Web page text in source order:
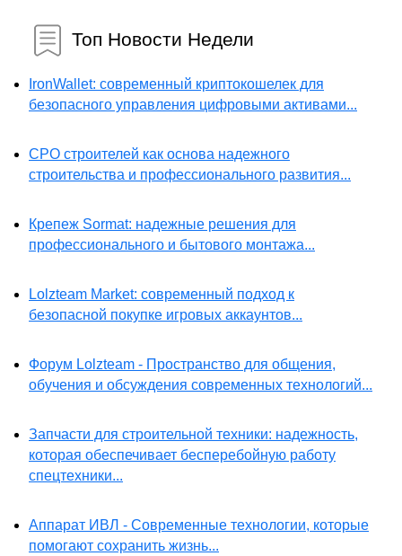
Топ Новости Недели
IronWallet: современный криптокошелек для
безопасного управления цифровыми активами...
СРО строителей как основа надежного
строительства и профессионального развития...
Крепеж Sormat: надежные решения для
профессионального и бытового монтажа...
Lolzteam Market: современный подход к
безопасной покупке игровых аккаунтов...
Форум Lolzteam - Пространство для общения,
обучения и обсуждения современных технологий...
Запчасти для строительной техники: надежность,
которая обеспечивает бесперебойную работу
спецтехники...
Аппарат ИВЛ - Современные технологии, которые
помогают сохранить жизнь...